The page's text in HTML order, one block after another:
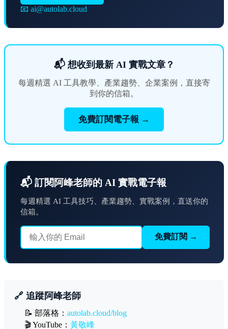
📧 ai@autolab.cloud
📬 想收到最新 AI 實戰文章？
每週精選 AI 工具教學、產業趨勢、企業案例，直接寄
到你的信箱。
免費訂閱電子報 →
📬 訂閱阿峰老師的 AI 實戰電子報
每週精選 AI 工具技巧、產業趨勢、實戰案例，直送你的
信箱。
免費訂閱 →
🔗 追蹤阿峰老師
📝 部落格： autolab.cloud/blog
🎬 YouTube： 黃敬峰